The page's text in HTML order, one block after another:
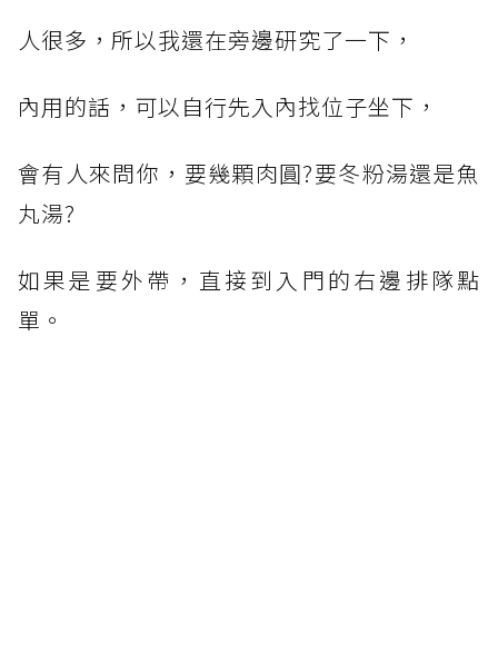
人很多，所以我還在旁邊研究了一下，
內用的話，可以自行先入內找位子坐下，
會有人來問你，要幾顆肉圓?要冬粉湯還是魚
丸湯?
如果是要外帶，直接到入門的右邊排隊點
單。